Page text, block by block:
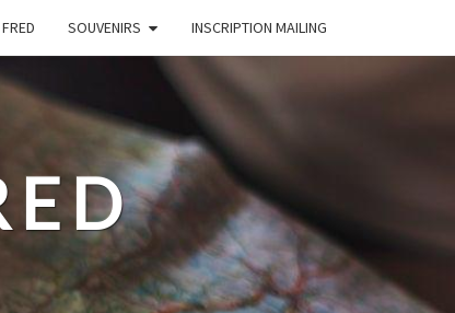
SOUVENIRS INSCRIPTION MAILING